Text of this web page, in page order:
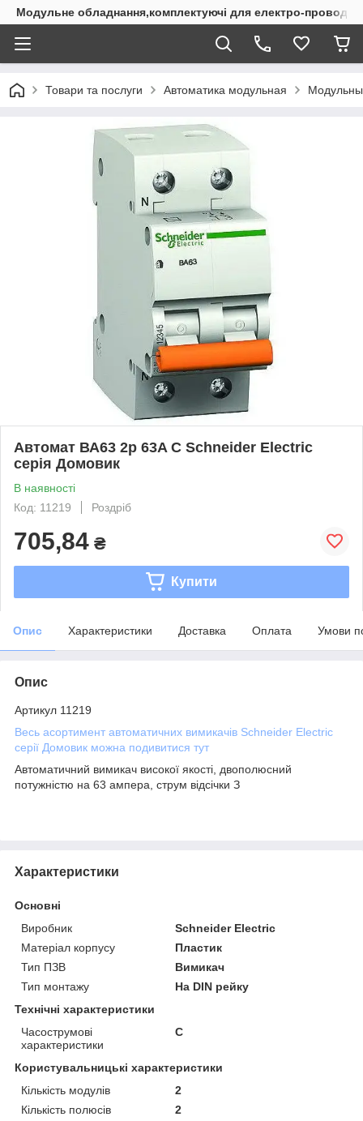
Модульне обладнання,комплектуючі для електро-проводки
Товари та послуги Автоматика модульная
Автомат ВА63 2р 63A C Schneider Electric
серія Домовик
В наявності
Код: 11219
Роздріб
705,84 ₴
Купити
Опис Характеристики Доставка Оплата Умови
Опис
Артикул 11219
Весь асортимент автоматичних вимикачів Schneider Electric
серії Домовик можна подивитися тут
Автоматичний вимикач високої якості, двополюсний
потужністю на 63 ампера, струм відсічки З
Характеристики
Основні
Виробник
Schneider Electric
Матеріал корпусу
Пластик
Тип ПЗВ
Вимикач
Тип монтажу
На DIN рейку
Технічні характеристики
Часострумові
характеристики
C
Користувальницькі характеристики
Кількість модулів
2
Кількість полюсів
2